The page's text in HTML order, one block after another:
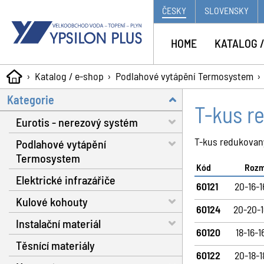
Katalog / e-shop Podlahové vytápění Termosystem
T-kus
T-kus
Kód
60121 20-16-
60124
20-20-
60120
18-16-
60122
20-18-
Kategorie
Eurotis - nerezový systém
Trubky - voda, plyn, solár
Matice a těsnění
Fitinky s dosedací plochou
Nářadí
Plynové hadice
Příslušenství
Podlahové vytápění
Termosystem
Trubky
Dilatační pásy
Fixační spony
Systémové izolační desky
Elektrické infrazářiče
Kulové kohouty
Voda RB do 130 °C
Voda RB do 160 °C
Instalační materiál
Separátor nečistot
Těsnící materiály
ČESKY SLOVENSKY
HOME KATALOG